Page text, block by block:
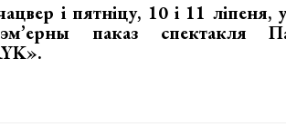
і пятніцу, 10 і 11
паказ спектакля
.